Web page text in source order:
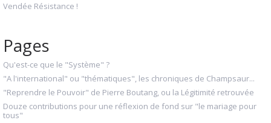
Vendée Résistance !
Pages
Qu'est-ce que le "Système" ?
"A l'international" ou "thématiques", les chroniques de Champsaur...
"Reprendre le Pouvoir" de Pierre Boutang, ou la Légitimité retrouvée
Douze contributions pour une réflexion de fond sur "le mariage pour
tous"